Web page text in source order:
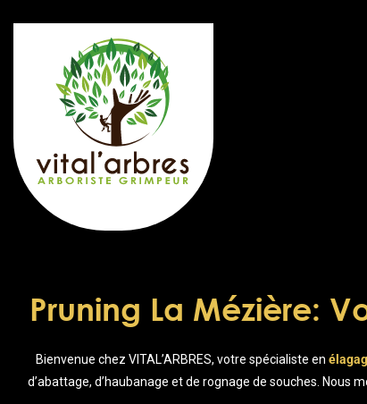
Pruning La Mézière:
Bienvenue chez VITAL’ARBRES, votre spécialiste en
d’abattage, d’haubanage et de rognage de souches.